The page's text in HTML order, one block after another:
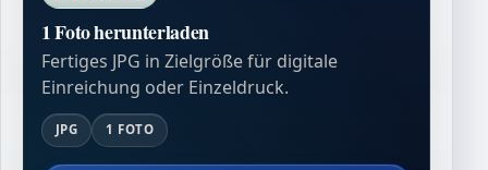
1 Foto herunterladen
Fertiges JPG in Zielgröße für digitale
Einreichung oder Einzeldruck.
JPG 1 FOTO